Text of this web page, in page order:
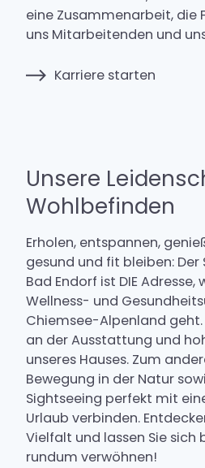
eine Zusammenarbeit, die
uns Mitarbeitenden und
Karriere starten
Unsere
Wohlbefinden
Erholen, entspannen,
gesund und fit bleiben: Der
Bad Endorf ist DIE
Wellness- und
Chiemsee-Alpenland
an der Ausstattung und
unseres Hauses. Zum
Bewegung in der Natur
Sightseeing perfekt mit
Urlaub verbinden.
Vielfalt und lassen Sie sich
rundum verwöhnen!